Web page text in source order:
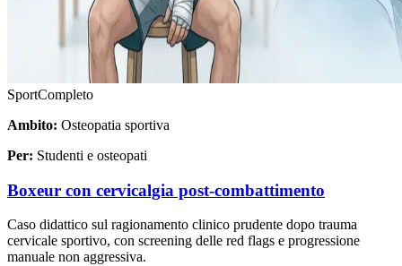
SportCompleto
Ambito: Osteopatia sportiva
Per: Studenti e osteopati
Boxeur con cervicalgia post-combattimento
Caso didattico sul ragionamento clinico prudente dopo trauma
cervicale sportivo, con screening delle red flags e progressione
manuale non aggressiva.